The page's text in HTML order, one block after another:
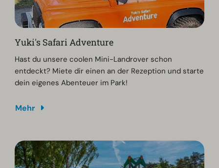
Yuki's Safari Adventure
Hast du unsere coolen Mini-Landrover schon
entdeckt? Miete dir einen an der Rezeption und starte
dein eigenes Abenteuer im Park!
Mehr